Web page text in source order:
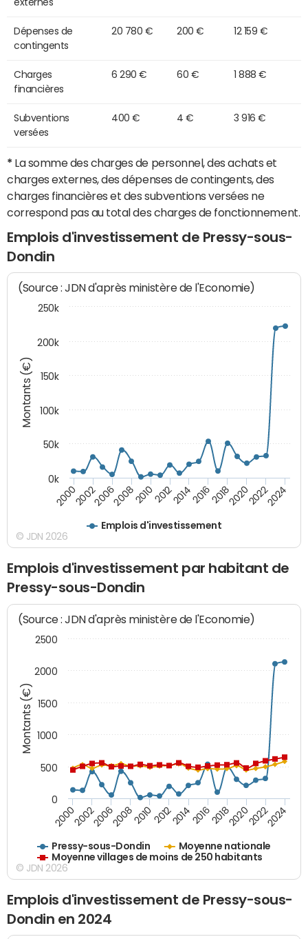
externes
Dépenses de
contingents
20 780 € 200 € 12 159 €
Charges
financières
6 290 € 60 € 1 888 €
Subventions
versées
400 € 4 € 3 916 €
* La somme des charges de personnel, des achats et
charges externes, des dépenses de contingents, des
charges financières et des subventions versées ne
correspond pas au total des charges de fonctionnement.
Emplois d'investissement de Pressy-sous-
Dondin
Montants (€)
(Source : JDN d'après ministère de l'Economie)
Emplois d'investissement
200020022006200820102012201420162018202020222024
0k
50k
100k
150k
200k
250k
© JDN 2026
Emplois d'investissement par habitant de
Pressy-sous-Dondin
Montants (€)
(Source : JDN d'après ministère de l'Economie)
Pressy-sous-Dondin
Moyenne nationale
Moyenne villages de moins de 250 habitants
200020022006200820102012201420162018202020222024
0
500
1000
1500
2000
2500
© JDN 2026
Emplois d'investissement de Pressy-sous-
Dondin en 2024